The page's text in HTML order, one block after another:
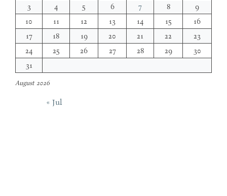
August 2026
3
4 5 6 7 8
9
10
11 12 13 14 15
16
17
18 19 20 21 22
23
24
25 26 27 28 29
30
31
« Jul